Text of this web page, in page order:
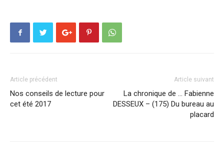
Article précédent
Nos conseils de lecture pour
cet été 2017
Article suivant
La chronique de … Fabienne
DESSEUX – (175) Du bureau au
placard